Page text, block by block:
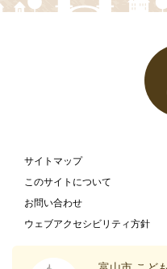
サイトマップ
このサイトについて
お問い合わせ
ウェブアクセシビリティ方針